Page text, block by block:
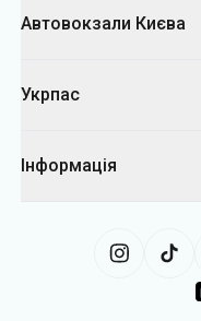
Автовокзали Києва
Укрпас
Інформація